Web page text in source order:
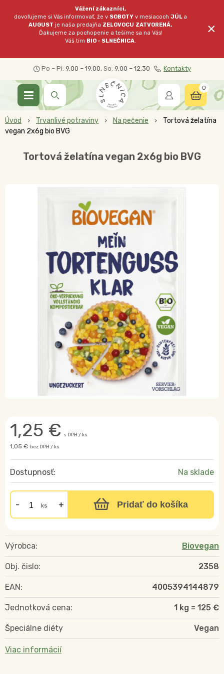
Vážení zákazníci,
dovoľujeme si Vás informovať, že v SOBOTY v mesiacochJÚL a
AUGUST je naša predajňa ZELOVOCU ZATVORENÁ.
Ďakujeme za pochopenie a tešíme sa na Vás!
Váš tím BIO - SLNEČNICA.
×
Po – Pi: 9.00 – 19.00, So: 9.00 – 12.30 Kontakty
0
Úvod Trvanlivé potraviny Na pečenie
Tortová želatína
vegan 2x6g bio BVG
Tortová želatína vegan 2x6g bio BVG
1,25 € s DPH / ks
1,05 € bez DPH / ks
Dostupnosť: Na sklade
ks Pridať do košíka
Výrobca: Biovegan
Obj. čislo: 2358
EAN: 4005394144879
Jednotková cena: 1 kg = 125 €
Špeciálne diéty Vegan
Viac informácií